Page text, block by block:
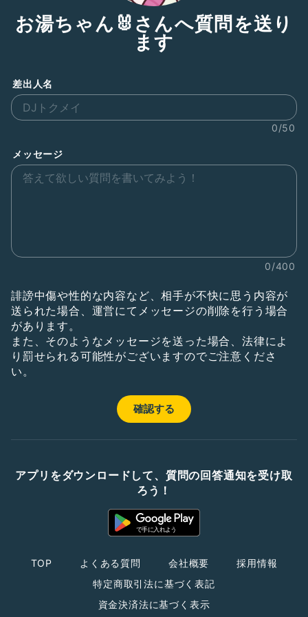
お湯ちゃん🐰さんへ質問を送り
ます
差出人名
0/50
メッセージ
0/400
誹謗中傷や性的な内容など、相手が不快に思う内容が
送られた場合、運営にてメッセージの削除を行う場合
があります。
また、そのようなメッセージを送った場合、法律によ
り罰せられる可能性がございますのでご注意くださ
い。
アプリをダウンロードして、質問の回答通知を受け取
ろう！
TOP よくある質問 会社概要
採用情報
特定商取引法に基づく表記
資金決済法に基づく表示